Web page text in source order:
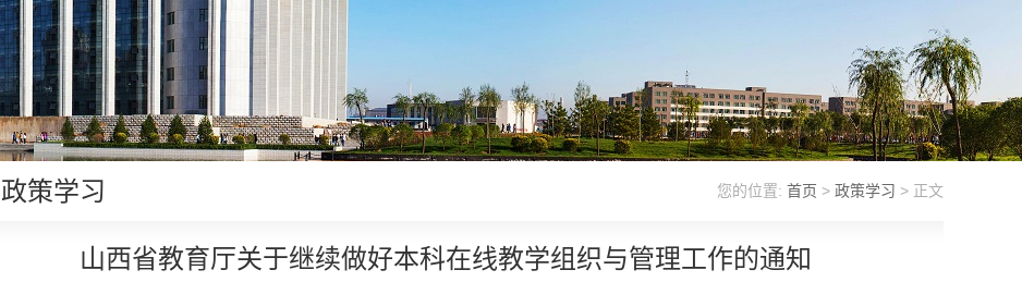
政策学习 您的位置: 首页 > 政策学习 > 正文
山西省教育厅关于继续做好本科在线教学组织与管理工作的通知